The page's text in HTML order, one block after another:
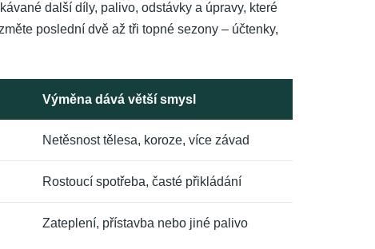
další díly, palivo, odstávky a úpravy, které
poslední dvě až tři topné sezony – účtenky,
Výměna dává větší smysl
Netěsnost tělesa, koroze, více závad
Rostoucí spotřeba, časté přikládání
Zateplení, přístavba nebo jiné palivo